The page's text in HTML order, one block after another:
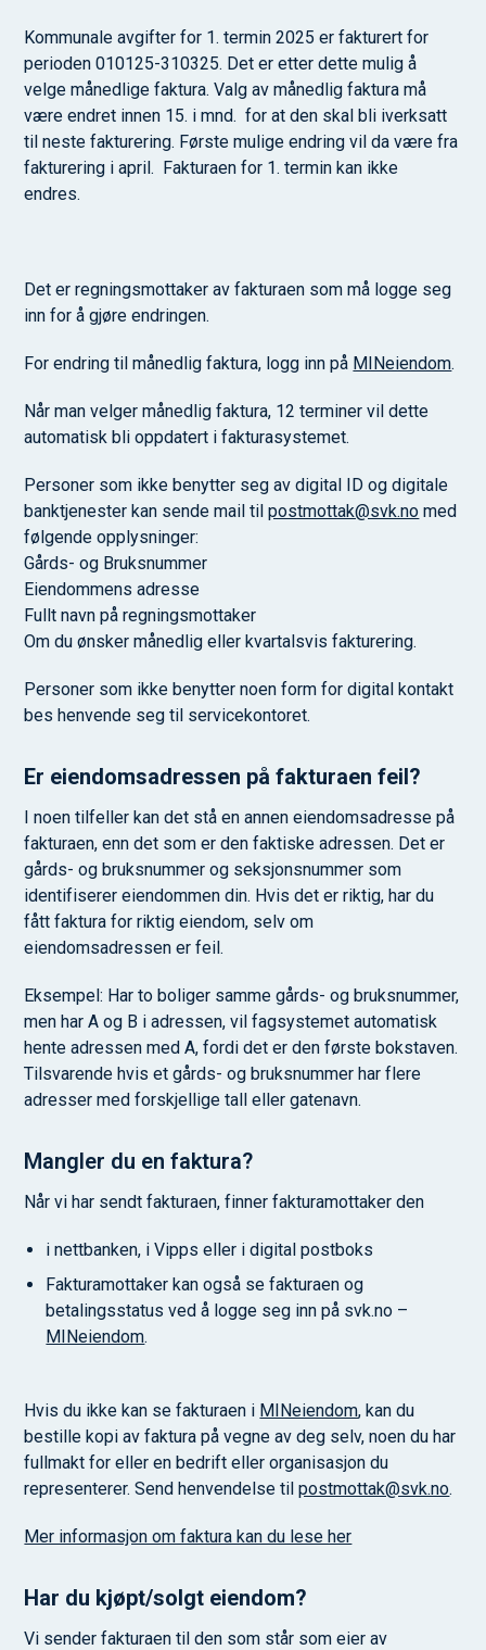
Kommunale avgifter for 1. termin 2025 er fakturert for
perioden 010125-310325. Det er etter dette mulig å
velge månedlige faktura. Valg av månedlig faktura må
være endret innen 15. i mnd. for at den skal bli iverksatt
til neste fakturering. Første mulige endring vil da være fra
fakturering i april. Fakturaen for 1. termin kan ikke
endres.
Det er regningsmottaker av fakturaen som må logge seg
inn for å gjøre endringen.
For endring til månedlig faktura, logg inn på MINeiendom.
Når man velger månedlig faktura, 12 terminer vil dette
automatisk bli oppdatert i fakturasystemet.
Personer som ikke benytter seg av digital ID og digitale
banktjenester kan sende mail tilpostmottak@svk.no med
følgende opplysninger:
Gårds- og Bruksnummer
Eiendommens adresse
Fullt navn på regningsmottaker
Om du ønsker månedlig eller kvartalsvis fakturering.
Personer som ikke benytter noen form for digital kontakt
bes henvende seg til servicekontoret.
Er eiendomsadressen på fakturaen feil?
I noen tilfeller kan det stå en annen eiendomsadresse på
fakturaen, enn det som er den faktiske adressen. Det er
gårds- og bruksnummer og seksjonsnummer som
identifiserer eiendommen din. Hvis det er riktig, har du
fått faktura for riktig eiendom, selv om
eiendomsadressen er feil.
Eksempel: Har to boliger samme gårds- og bruksnummer,
men har A og B i adressen, vil fagsystemet automatisk
hente adressen med A, fordi det er den første bokstaven.
Tilsvarende hvis et gårds- og bruksnummer har flere
adresser med forskjellige tall eller gatenavn.
Mangler du en faktura?
Når vi har sendt fakturaen, finner fakturamottaker den
i nettbanken, i Vipps eller i digital postboks
Fakturamottaker kan også se fakturaen og
betalingsstatus ved å logge seg inn på svk.no –
MINeiendom.
Hvis du ikke kan se fakturaen i MINeiendom, kan du
bestille kopi av faktura på vegne av deg selv, noen du har
fullmakt for eller en bedrift eller organisasjon du
representerer. Send henvendelse tilpostmottak@svk.no.
Mer informasjon om faktura kan du lese her
Har du kjøpt/solgt eiendom?
Vi sender fakturaen til den som står som eier av